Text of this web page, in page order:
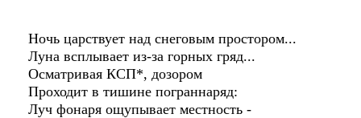
Ночь царствует над снеговым простором...
Луна всплывает из-за горных гряд...
Осматривая КСП*, дозором
Проходит в тишине пограннаряд:
Луч фонаря ощупывает местность -